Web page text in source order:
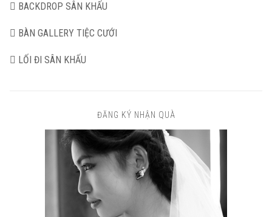
BACKDROP SÂN KHẤU
BÀN GALLERY TIỆC CƯỚI
LỐI ĐI SÂN KHẤU
ĐĂNG KÝ NHẬN QUÀ